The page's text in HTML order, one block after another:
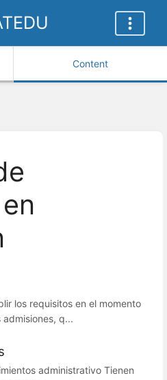
Content
los requisitos en el momento
q...
administrativo Tienen